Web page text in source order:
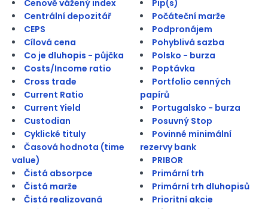
Cenově vážený index
Centrální depozitář
CEPS
Cílová cena
Co je dluhopis - půjčka
Costs/Income ratio
Cross trade
Current Ratio
Current Yield
Custodian
Cyklické tituly
Časová hodnota (time
value)
Čistá absorpce
Čistá marže
Čistá realizovaná
Pip(s)
Počáteční marže
Podpronájem
Pohyblivá sazba
Polsko - burza
Poptávka
Portfolio cenných
papírů
Portugalsko - burza
Posuvný Stop
Povinné minimální
rezervy bank
PRIBOR
Primární trh
Primární trh dluhopisů
Prioritní akcie